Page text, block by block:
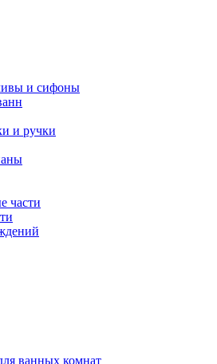
и сифоны
и ручки
части
ванных комнат